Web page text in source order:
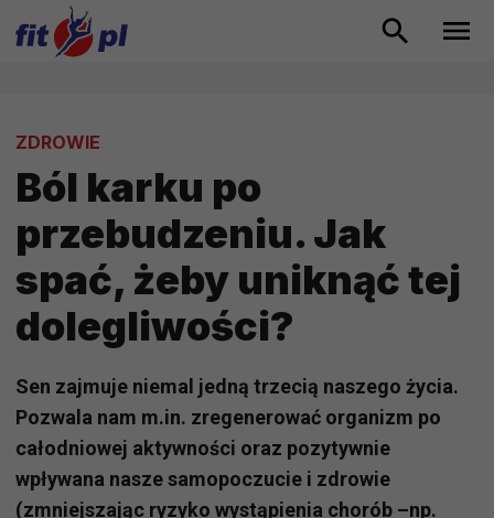
ZDROWIE
Ból karku po
przebudzeniu. Jak
spać, żeby uniknąć tej
dolegliwości?
Sen zajmuje niemal jedną trzecią naszego życia.
Pozwala nam m.in. zregenerować organizm po
całodniowej aktywności oraz pozytywnie
wpływana nasze samopoczucie i zdrowie
(zmniejszając ryzyko wystąpienia chorób –np.